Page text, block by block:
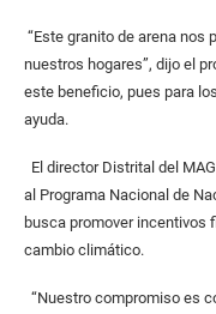
“Este granito de arena nos
nuestros hogares”, dijo el
este beneficio, pues para
ayuda.
El director Distrital del
al Programa Nacional de
busca promover incentivos
cambio climático.
“Nuestro compromiso es